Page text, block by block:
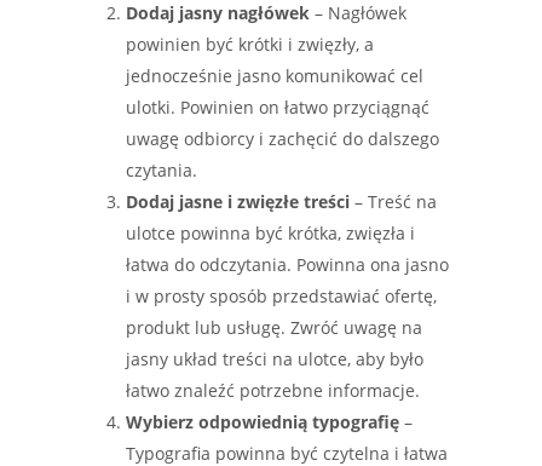
Dodaj jasny nagłówek – Nagłówek
powinien być krótki i zwięzły, a
jednocześnie jasno komunikować cel
ulotki. Powinien on łatwo przyciągnąć
uwagę odbiorcy i zachęcić do dalszego
czytania.
Dodaj jasne i zwięzłe treści – Treść na
ulotce powinna być krótka, zwięzła i
łatwa do odczytania. Powinna ona jasno
i w prosty sposób przedstawiać ofertę,
produkt lub usługę. Zwróć uwagę na
jasny układ treści na ulotce, aby było
łatwo znaleźć potrzebne informacje.
Wybierz odpowiednią typografię –
Typografia powinna być czytelna i łatwa